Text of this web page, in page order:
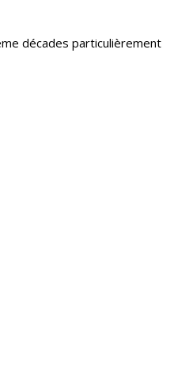
décades particulièrement